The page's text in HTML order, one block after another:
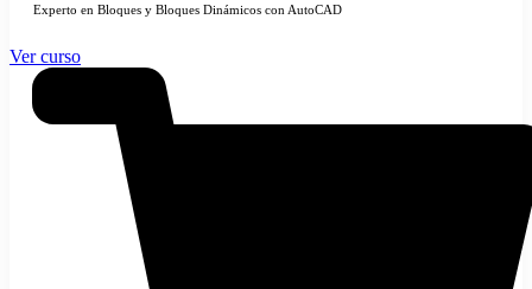
Experto en Bloques y Bloques Dinámicos con AutoCAD
Ver curso